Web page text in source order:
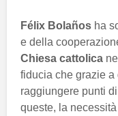
Félix Bolaños ha
e della
Chiesa cattolica
fiducia che grazie
raggiungere punti
queste, la